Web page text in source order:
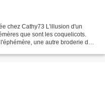
chez Cathy73 L'illusion d'un
que sont les coquelicots.
une autre broderie de